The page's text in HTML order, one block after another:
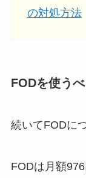
の対処方法
FODを使う
続いてFODに
FODは月額